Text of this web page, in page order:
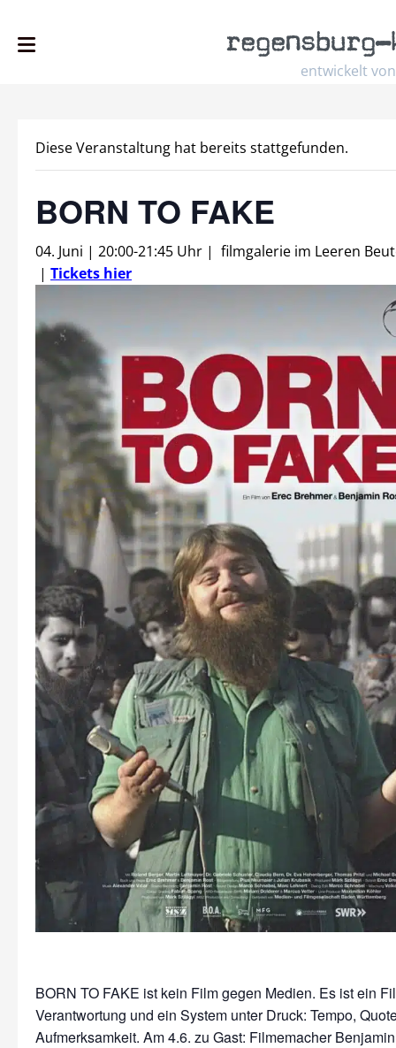
entwickelt von
regensburg–
Diese Veranstaltung hat bereits stattgefunden.
BORN TO FAKE
04. Juni | 20:00-21:45 Uhr | filmgalerie im Leeren
| Tickets hier
BORN TO FAKE ist kein Film gegen Medien. Es ist ein
Verantwortung und ein System unter Druck: Tempo,
Aufmerksamkeit. Am 4.6. zu Gast: Filmemacher